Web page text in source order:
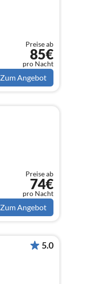
Preise ab
85€
pro Nacht
Zum Angebot
Preise ab
74€
pro Nacht
Zum Angebot
5.0